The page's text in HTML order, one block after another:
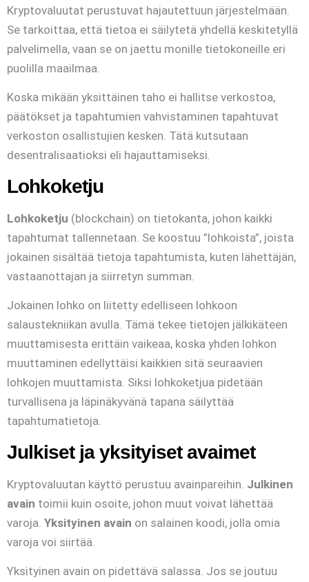
Kryptovaluutat perustuvat hajautettuun järjestelmään.
Se tarkoittaa, että tietoa ei säilytetä yhdellä keskitetyllä
palvelimella, vaan se on jaettu monille tietokoneille eri
puolilla maailmaa.
Koska mikään yksittäinen taho ei hallitse verkostoa,
päätökset ja tapahtumien vahvistaminen tapahtuvat
verkoston osallistujien kesken. Tätä kutsutaan
desentralisaatioksi eli hajauttamiseksi.
Lohkoketju
Lohkoketju (blockchain) on tietokanta, johon kaikki
tapahtumat tallennetaan. Se koostuu ”lohkoista”, joista
jokainen sisältää tietoja tapahtumista, kuten lähettäjän,
vastaanottajan ja siirretyn summan.
Jokainen lohko on liitetty edelliseen lohkoon
salaustekniikan avulla. Tämä tekee tietojen jälkikäteen
muuttamisesta erittäin vaikeaa, koska yhden lohkon
muuttaminen edellyttäisi kaikkien sitä seuraavien
lohkojen muuttamista. Siksi lohkoketjua pidetään
turvallisena ja läpinäkyvänä tapana säilyttää
tapahtumatietoja.
Julkiset ja yksityiset avaimet
Kryptovaluutan käyttö perustuu avainpareihin. Julkinen
avain toimii kuin osoite, johon muut voivat lähettää
varoja. Yksityinen avain on salainen koodi, jolla omia
varoja voi siirtää.
Yksityinen avain on pidettävä salassa. Jos se joutuu